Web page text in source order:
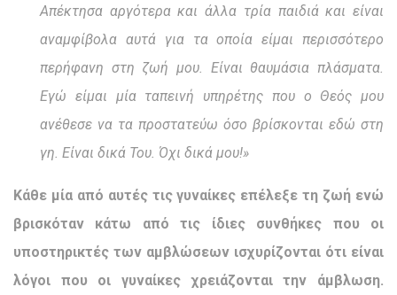
Απέκτησα αργότερα και άλλα τρία παιδιά και είναι
αναμφίβολα αυτά για τα οποία είμαι περισσότερο
περήφανη στη ζωή μου. Είναι θαυμάσια πλάσματα.
Εγώ είμαι μία ταπεινή υπηρέτης που ο Θεός μου
ανέθεσε να τα προστατεύω όσο βρίσκονται εδώ στη
γη. Είναι δικά Του. Όχι δικά μου!»
Κάθε μία από αυτές τις γυναίκες επέλεξε τη ζωή ενώ
βρισκόταν κάτω από τις ίδιες συνθήκες που οι
υποστηρικτές των αμβλώσεων ισχυρίζονται ότι είναι
λόγοι που οι γυναίκες χρειάζονται την άμβλωση.